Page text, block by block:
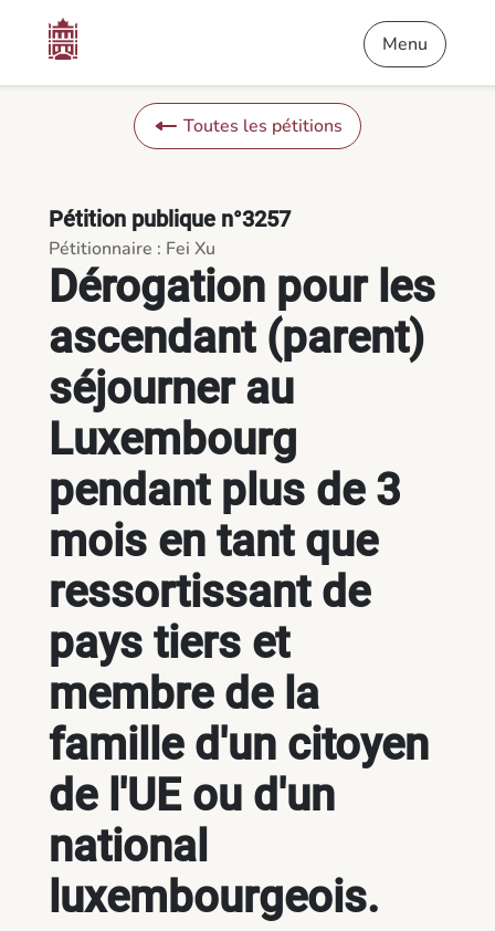
Dérogation pour les ascendant (parent) séjourner au
Menu
Toutes les pétitions
Dérogation pour les
ascendant (parent)
séjourner au
Luxembourg
pendant plus de 3
mois en tant que
ressortissant de
pays tiers et
membre de la
famille d'un citoyen
de l'UE ou d'un
national
luxembourgeois.
Pétition publique n°3257
Pétitionnaire : Fei Xu